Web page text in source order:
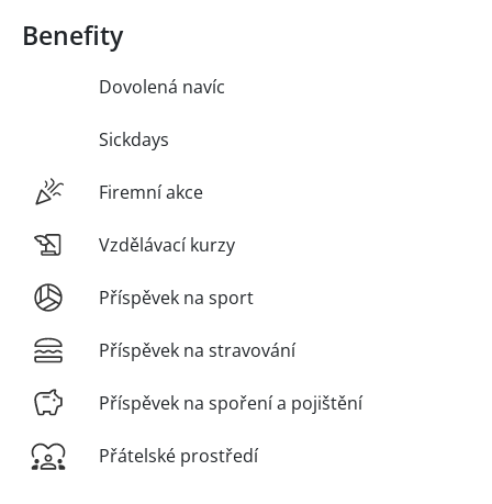
Benefity
Dovolená navíc
Sickdays
Firemní akce
Vzdělávací kurzy
Příspěvek na sport
Příspěvek na stravování
Příspěvek na spoření a pojištění
Přátelské prostředí